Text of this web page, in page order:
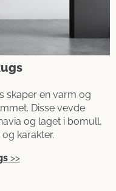
skaper en varm og
Disse vevde
og laget i bomull,
karakter.
>>